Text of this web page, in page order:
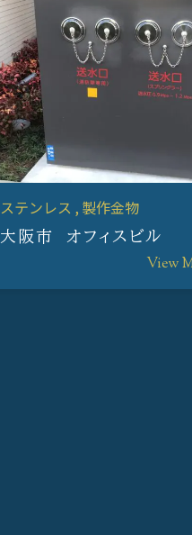
ステンレス 製作金物
大阪市 オフィスビル
View